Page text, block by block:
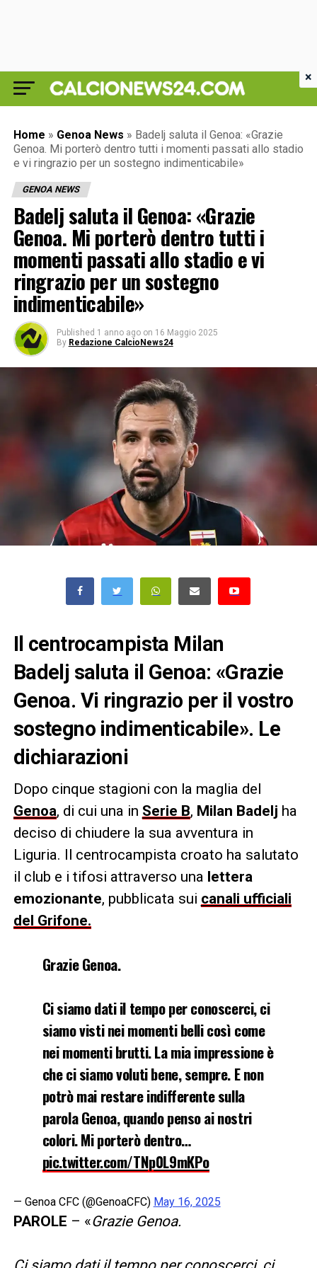
Home » Genoa News » Badelj saluta il Genoa: «Grazie
Genoa. Mi porterò dentro tutti i momenti passati allo stadio
e vi ringrazio per un sostegno indimenticabile»
GENOA NEWS
Badelj saluta il Genoa: «Grazie
Genoa. Mi porterò dentro tutti i
momenti passati allo stadio e vi
ringrazio per un sostegno
indimenticabile»
Published 1 anno ago on 16 Maggio 2025
By Redazione CalcioNews24
Il centrocampista Milan
Badelj saluta il Genoa: «Grazie
Genoa. Vi ringrazio per il vostro
sostegno indimenticabile». Le
dichiarazioni
Dopo cinque stagioni con la maglia del
Genoa, di cui una in Serie B, Milan Badelj ha
deciso di chiudere la sua avventura in
Liguria. Il centrocampista croato ha salutato
il club e i tifosi attraverso una lettera
emozionante, pubblicata sui canali ufficiali
del Grifone.
Grazie Genoa.
Ci siamo dati il tempo per conoscerci, ci
siamo visti nei momenti belli così come
nei momenti brutti. La mia impressione è
che ci siamo voluti bene, sempre. E non
potrò mai restare indifferente sulla
parola Genoa, quando penso ai nostri
colori. Mi porterò dentro…
pic.twitter.com/TNp0L9mKPo
— Genoa CFC (@GenoaCFC) May 16, 2025
PAROLE – «Grazie Genoa.
×